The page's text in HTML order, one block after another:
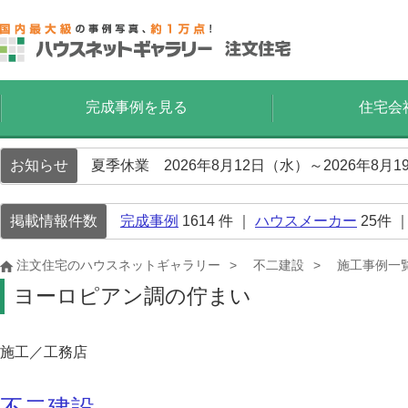
完成事例を見る 住宅会
お知らせ 夏季休業 2026年8月12日（水）～2026年8月
掲載情報件数 完成事例 1614 件 ｜ ハウスメーカー 25件
注文住宅のハウスネットギャラリー 不二建設 施工事例一
ヨーロピアン調の佇まい
施工／工務店